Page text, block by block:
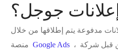
جوجل؟
مدفوعة يتم إطلاقها من خلال
منصةGoogle Ads ، تم تطوير هذه المنصة من قبل شركة